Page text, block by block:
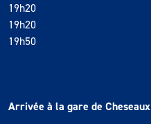
19h20
19h20
19h50
Arrivée à la gare de Cheseaux